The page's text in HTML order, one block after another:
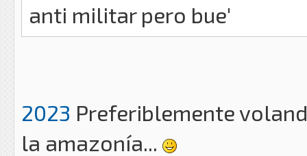
anti militar pero bue'
2023 Preferiblemente
la amazonía...